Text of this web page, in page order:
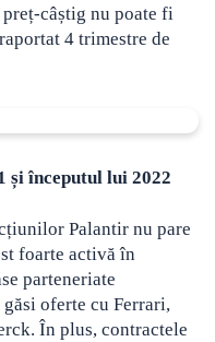
câștig nu poate fi
4 trimestre de
începutul lui 2022
Palantir nu pare
foarte activă în
parteneriate
oferte cu Ferrari,
În plus, contractele